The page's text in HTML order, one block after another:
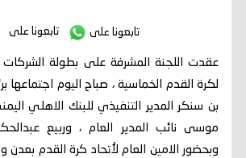
تابعونا على تابعونا على
لكرة القدم الخماسية ، صباح اليوم اجتماعها
بن سنكر المدير التنفيذي للبنك الاهلي
موسى نائب المدير العام ، وربيع
وبحضور الامين العام لٱتحاد كرة القدم بعدن